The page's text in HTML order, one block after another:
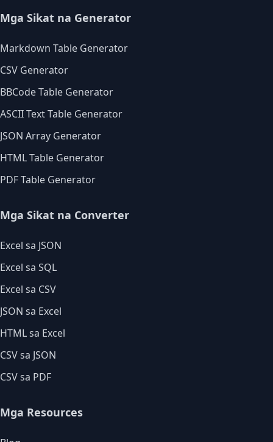
Mga Sikat na Generator
Markdown Table Generator
CSV Generator
BBCode Table Generator
ASCII Text Table Generator
JSON Array Generator
HTML Table Generator
PDF Table Generator
Mga Sikat na Converter
Excel sa JSON
Excel sa SQL
Excel sa CSV
JSON sa Excel
HTML sa Excel
CSV sa JSON
CSV sa PDF
Mga Resources